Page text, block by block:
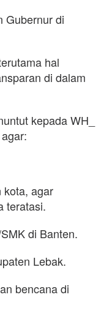
Gubernur di
hal
di dalam
kepada WH_
kota, agar
teratasi.
di Banten.
Lebak.
bencana di